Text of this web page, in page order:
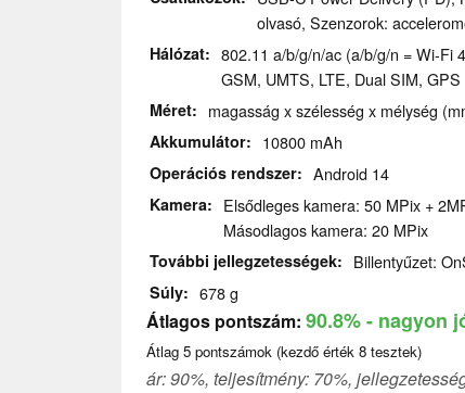
olvasó, Szenzorok:
Hálózat
802.11 a/b/g/n/ac (a/b/g/n = Wi-Fi
GSM, UMTS, LTE, Dual SIM, GPS
Méret magasság x szélesség x mélység
Akkumulátor 10800 mAh
Operációs rendszer Android 14
Kamera
Elsődleges kamera: 50 MPix +
Másodlagos kamera: 20 MPix
További jellegzetességek Billentyűzet:
Súly 678 g
Átlagos pontszám: 90.8%- nagyon
Átlag 5 pontszámok (kezdő érték 8 tesztek)
ár: 90%, teljesítmény: 70%,